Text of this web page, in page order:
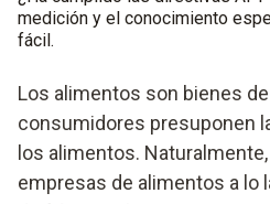
aceite caliente)
medición y el conocimiento
fácil.
Los alimentos son bienes
consumidores presuponen
los alimentos.
empresas de alimentos a lo